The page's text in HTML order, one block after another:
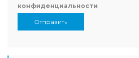
конфиденциальности
Отправить